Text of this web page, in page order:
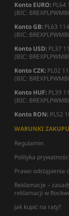
Konto EURO: PL64
(BIC:
Konto GB: PL63
(BIC:
Konto USD: PL37
(BIC:
Konto CZK: PL02
(BIC:
Konto HUF: PL39
(BIC:
Konto RON: PL52
WARUNKI ZAKUPU
Regulamin
Polityka prywatności
Prawo odstąpienia
Reklamacje –
reklamacji w
Jak kupić na raty?